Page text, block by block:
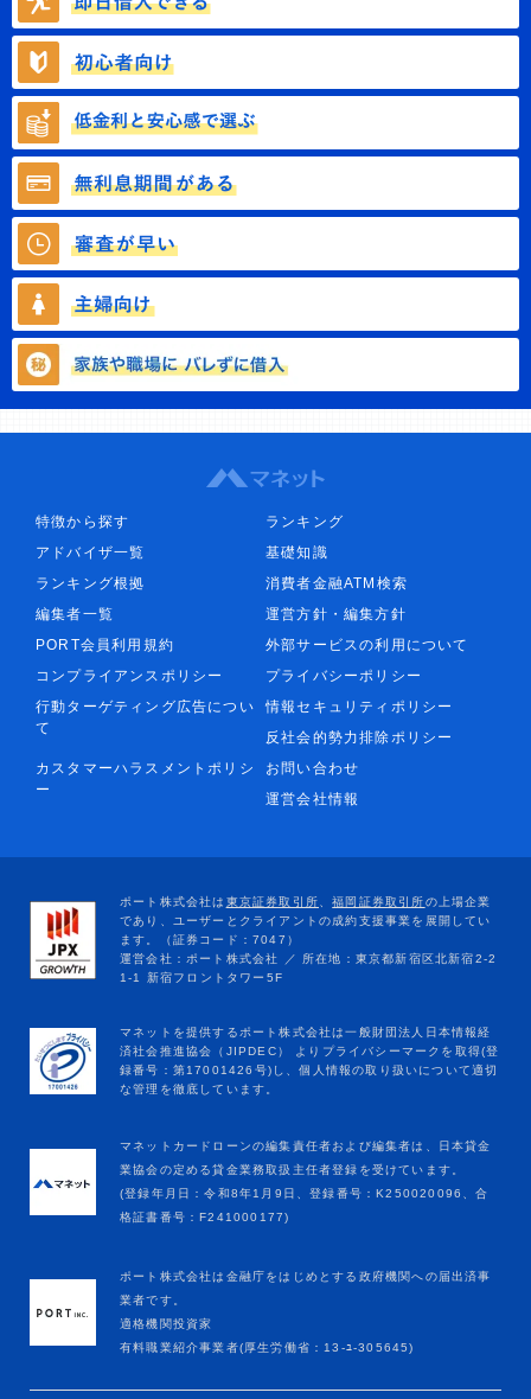
特徴から探す
ランキング
アドバイザ一覧
基礎知識
ランキング根拠
消費者金融ATM検索
編集者一覧
運営方針・編集方針
PORT会員利用規約
外部サービスの利用について
コンプライアンスポリシー
プライバシーポリシー
行動ターゲティング広告につい
て
情報セキュリティポリシー
反社会的勢力排除ポリシー
カスタマーハラスメントポリシ
ー
お問い合わせ
運営会社情報
マネットカードローンの編集責任者および編集者は、日本貸金
業協会の定める貸金業務取扱主任者登録を受けています。
(登録年月日：令和8年1月9日、登録番号：K250020096、合
格証書番号：F241000177)
ポート株式会社は金融庁をはじめとする政府機関への届出済事
業者です。
適格機関投資家
有料職業紹介事業者(厚生労働省：13-ﾕ-305645)